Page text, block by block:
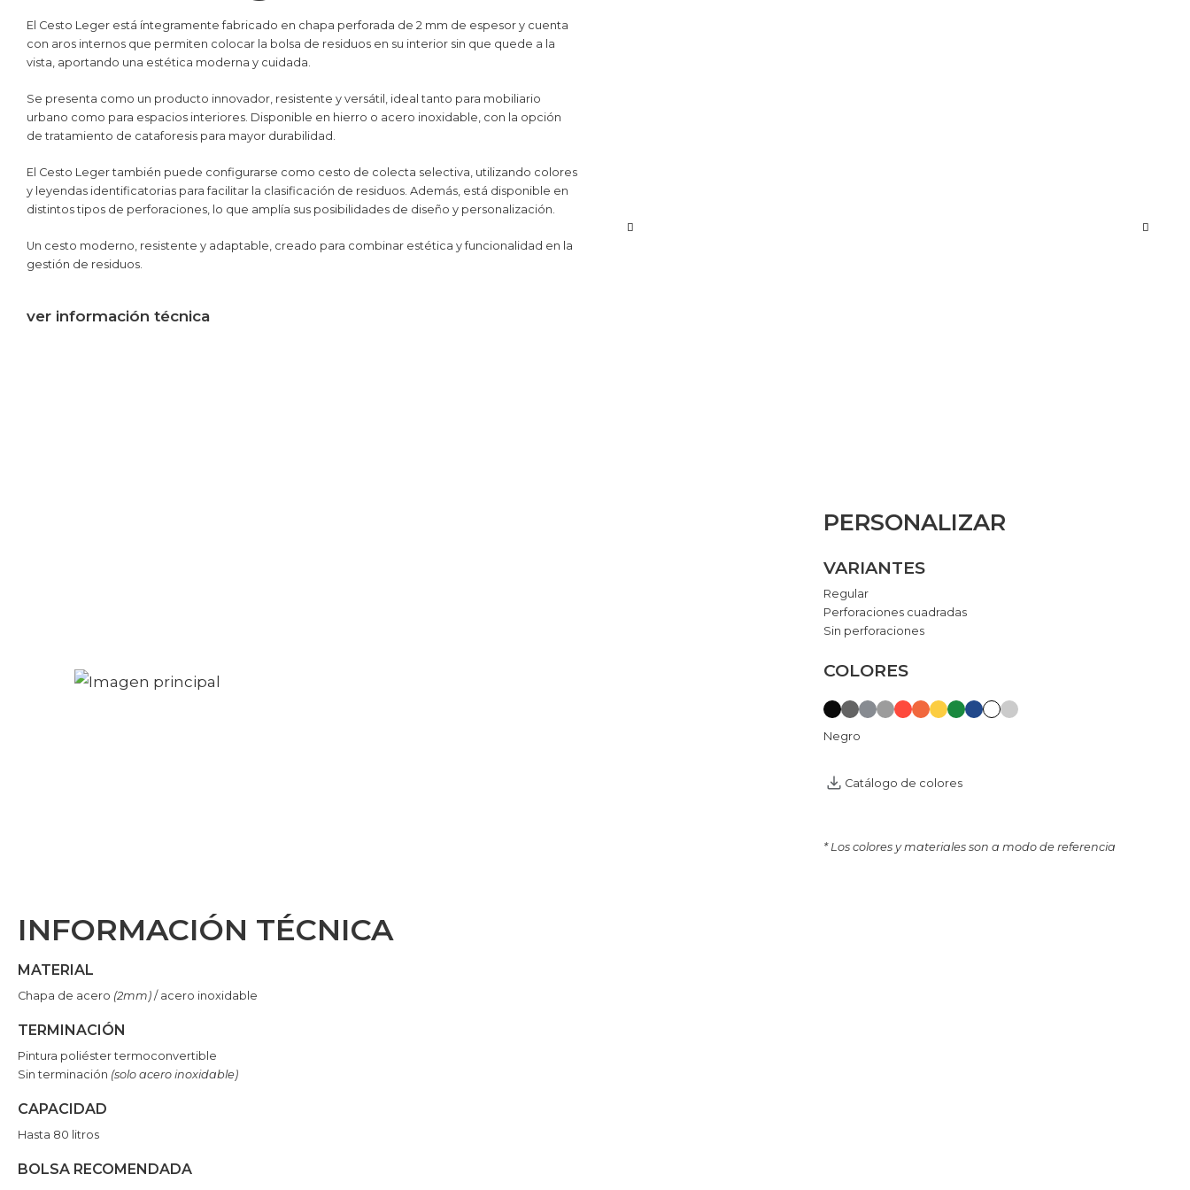
El Cesto Leger está íntegramente fabricado en chapa perforada de 2 mm de espesor y cuenta
con aros internos que permiten colocar la bolsa de residuos en su interior sin que quede a la
vista, aportando una estética moderna y cuidada.
Se presenta como un producto innovador, resistente y versátil, ideal tanto para mobiliario
urbano como para espacios interiores. Disponible en hierro o acero inoxidable, con la opción
de tratamiento de cataforesis para mayor durabilidad.
El Cesto Leger también puede configurarse como cesto de colecta selectiva, utilizando colores
y leyendas identificatorias para facilitar la clasificación de residuos. Además, está disponible en
distintos tipos de perforaciones, lo que amplía sus posibilidades de diseño y personalización.
Un cesto moderno, resistente y adaptable, creado para combinar estética y funcionalidad en la
gestión de residuos.
ver información técnica
PERSONALIZAR
VARIANTES
Regular
Perforaciones cuadradas
Sin perforaciones
COLORES
Negro
Catálogo de colores
* Los colores y materiales son a modo de referencia
INFORMACIÓN TÉCNICA
MATERIAL
Chapa de acero (2mm) / acero inoxidable
TERMINACIÓN
Pintura poliéster termoconvertible
Sin terminación (solo acero inoxidable)
CAPACIDAD
Hasta 80 litros
BOLSA RECOMENDADA